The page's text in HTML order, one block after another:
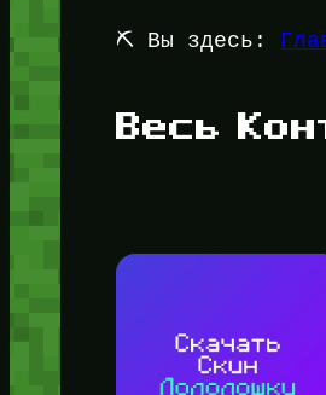
⛏️ Вы здесь:
Весь